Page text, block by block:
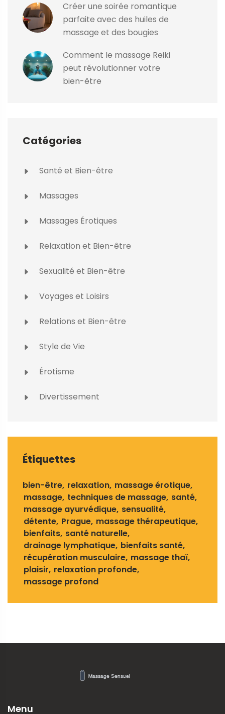
Créer une soirée romantique
parfaite avec des huiles de
massage et des bougies
Comment le massage Reiki
peut révolutionner votre
bien-être
Catégories
Santé et Bien-être
Massages
Massages Érotiques
Relaxation et Bien-être
Sexualité et Bien-être
Voyages et Loisirs
Relations et Bien-être
Style de Vie
Érotisme
Divertissement
Étiquettes
bien-être relaxation massage érotique
massage techniques de massage santé
massage ayurvédique sensualité
détente Prague massage thérapeutique
bienfaits santé naturelle
drainage lymphatique bienfaits santé
récupération musculaire massage thaï
plaisir relaxation profonde
massage profond
Menu